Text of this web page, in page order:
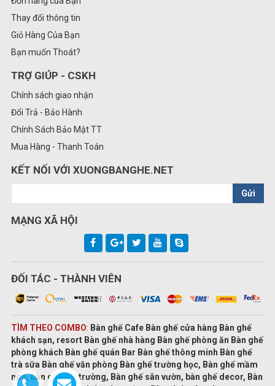
Thay đổi thông tin
Giỏ Hàng Của Bạn
Bạn muốn Thoát?
TRỢ GIÚP - CSKH
Chính sách giao nhận
Đổi Trả - Bảo Hành
Chính Sách Bảo Mật TT
Mua Hàng - Thanh Toán
KẾT NỐI VỚI XUONGBANGHE.NET
Gửi
MẠNG XÃ HỘI
ĐỐI TÁC - THÀNH VIÊN
TÌM THEO COMBO: Bàn ghế Cafe Bàn ghế cửa hàng Bàn ghế
khách sạn, resort Bàn ghế nhà hàng Bàn ghế phòng ăn Bàn ghế
phòng khách Bàn ghế quán Bar Bàn ghế thông minh Bàn ghế
trà sữa Bàn ghế văn phòng Bàn ghế trường học, Bàn ghế mầm
non, bàn ghế hội trường, Bàn ghế sân vườn, bàn ghế decor, Bàn